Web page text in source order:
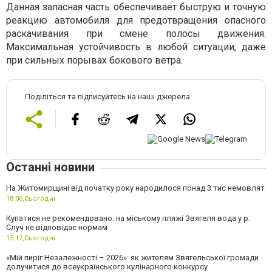
Данная запасная часть обеспечивает быструю и точную
реакцию автомобиля для предотвращения опасного
раскачивания при смене полосы движения.
Максимальная устойчивость в любой ситуации, даже
при сильных порывах бокового ветра.
Поділіться та підписуйтесь на наші джерела
Останні новини
На Житомирщині від початку року народилося понад 3 тис немовлят
18:06,Сьогодні
Купатися не рекомендовано: на міському пляжі Звягеля вода у р.
Случ не відповідає нормам
15:17,Сьогодні
«Мій пиріг Незалежності – 2026»: як жителям Звягельської громади
долучитися до всеукраїнського кулінарного конкурсу